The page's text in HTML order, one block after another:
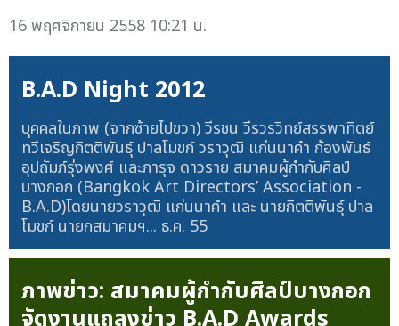
16 พฤศจิกายน 2558 10:21 น.
B.A.D Night 2012
บุคคลในภาพ (จากซ้ายไปขวา) วีรชน วีรวรวิทย์สรรพาทิตย์
ทวีเจริญกิตติพันธุ์ ปาลโมขก์ วราวุฒิ แก่นนาคำ ก้องพันธ์
อุปถัมภ์รุ่งพงศ์ และภารุจ ดาวราย สมาคมผู้กำกับศิลป์
บางกอก (Bangkok Art Directors’ Association -
B.A.D)โดยนายวราวุฒิ แก่นนาคำ และ นายกิตติพันธุ์ ปาล
โมขก์ นายกสมาคมฯ... ธ.ค. 55
ภาพข่าว: สมาคมผู้กำกับศิลป์บางกอก
จัดงานแถลงข่าว B.A.D Awards